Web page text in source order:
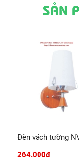
SẢN
Đèn vách tường
264.000đ